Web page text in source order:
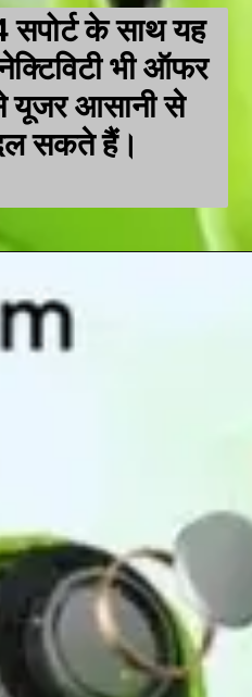
के साथ यह
भी ऑफर
यूजर आसानी से
सकते हैं।